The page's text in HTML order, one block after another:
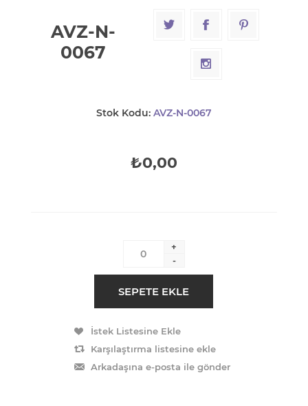
AVZ-N-
0067
Stok Kodu: AVZ-N-0067
₺0,00
+
-